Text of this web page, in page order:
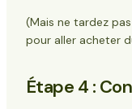
(Mais ne tardez
pour aller acheter
Étape 4 :